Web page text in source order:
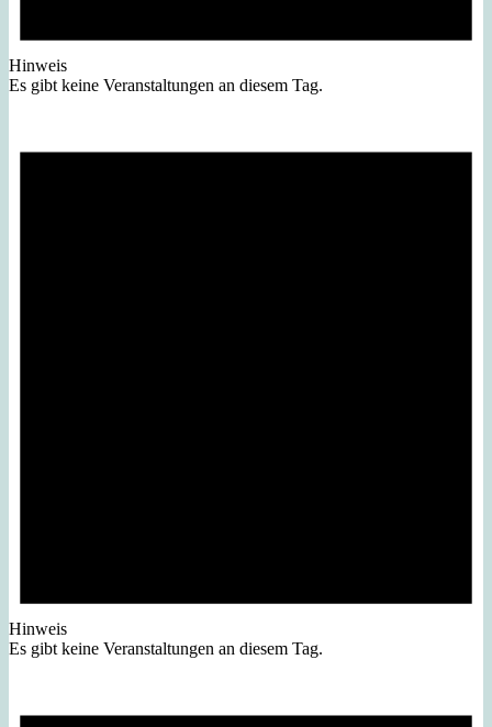
Hinweis
Es gibt keine Veranstaltungen an diesem Tag.
Hinweis
Es gibt keine Veranstaltungen an diesem Tag.